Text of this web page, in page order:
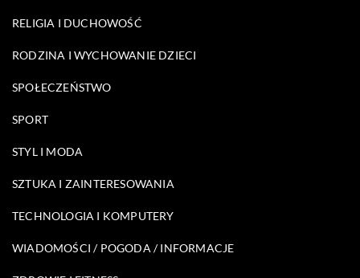
RELIGIA I DUCHOWOŚĆ
RODZINA I WYCHOWANIE DZIECI
SPOŁECZEŃSTWO
SPORT
STYL I MODA
SZTUKA I ZAINTERESOWANIA
TECHNOLOGIA I KOMPUTERY
WIADOMOŚCI / POGODA / INFORMACJE